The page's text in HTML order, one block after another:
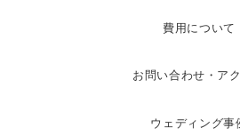
費用について
お問い合わせ・ア
ウェディング事